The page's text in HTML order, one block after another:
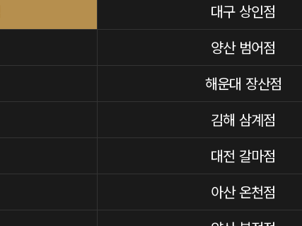
대구 상인점
양산 범어점
해운대 장산점
김해 삼계점
대전 갈마점
아산 온천점